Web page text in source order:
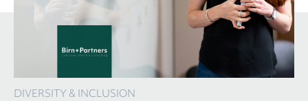
DIVERSITY & INCLUSION